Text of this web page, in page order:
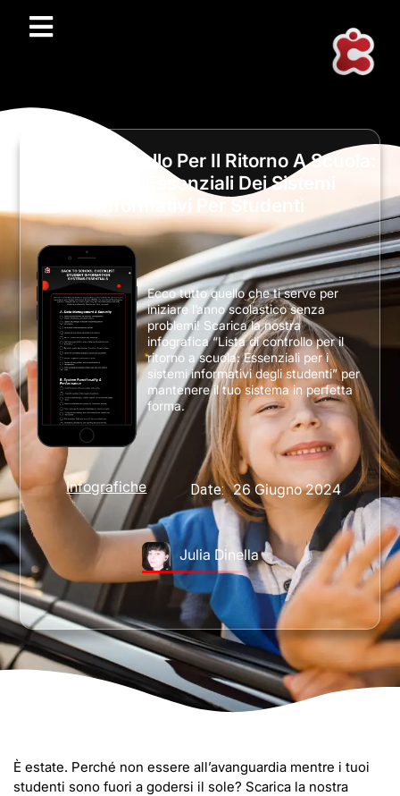
Lista Di Controllo Per Il Ritorno A Scuola:
Elementi Essenziali Dei Sistemi
Informativi Per Studenti
Infografiche Date: 26 Giugno 2024
Julia Dinella
Ecco tutto quello che ti serve per
iniziare l’anno scolastico senza
problemi! Scarica la nostra
infografica “Lista di controllo per il
ritorno a scuola: Essenziali per i
sistemi informativi degli studenti” per
mantenere il tuo sistema in perfetta
forma.
È estate. Perché non essere all’avanguardia mentre i tuoi
studenti sono fuori a godersi il sole? Scarica la nostra